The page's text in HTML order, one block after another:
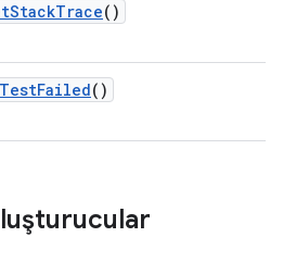
StackTrace()
TestFailed()